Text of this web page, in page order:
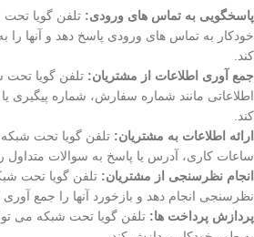
پاسخگویی به تماس های ورودی: تلفن گویا تحت
خودکار به تماس های ورودی پاسخ دهد و آنها
کند.
جمع آوری اطلاعات از مشتریان: تلفن گویا تحت
اطلاعاتی مانند شماره سفارش، شماره پیگیری
کند.
ارائه اطلاعات به مشتریان: تلفن گویا تحت شبکه
ساعات کاری، آدرس یا پاسخ به سوالات متداول
انجام نظرسنجی از مشتریان: تلفن گویا تحت
نظرسنجی انجام دهد و بازخورد آنها را جمع آوری
پردازش پرداخت ها: تلفن گویا تحت شبکه می